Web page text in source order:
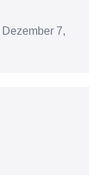
Dezember 7,